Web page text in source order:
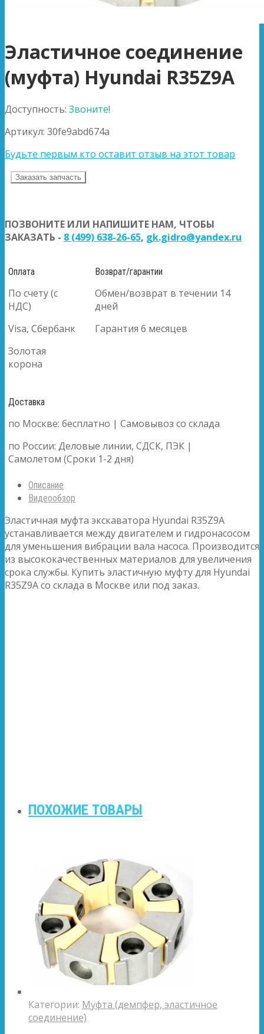
Эластичное соединение
(муфта) Hyundai R35Z9A
Доступность: Звоните!
Артикул: 30fe9abd674a
Будьте первым кто оставит отзыв на этот товар
Заказать запчасть
ПОЗВОНИТЕ ИЛИ НАПИШИТЕ НАМ, ЧТОБЫ
ЗАКАЗАТЬ - 8 (499) 638-26-65, gk.gidro@yandex.ru
Оплата
По счету (с
НДС)
Visa, Сбербанк
Золотая
корона
Возврат/гарантии
Обмен/возврат в течении 14
дней
Гарантия 6 месяцев
Доставка
по Москве: бесплатно | Самовывоз со склада
по России: Деловые линии, СДСК, ПЭК |
Самолетом (Сроки 1-2 дня)
Описание
Видеообзор
Эластичная муфта экскаватора Hyundai R35Z9A
устанавливается между двигателем и гидронасосом
для уменьшения вибрации вала насоса. Производится
из высококачественных материалов для увеличения
срока службы. Купить эластичную муфту для Hyundai
R35Z9A со склада в Москве или под заказ.
ПОХОЖИЕ ТОВАРЫ
Категории: Муфта (демпфер, эластичное
соединение)